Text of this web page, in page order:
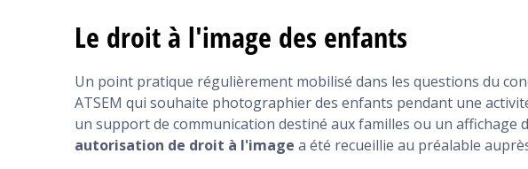
Le droit à l'image des enfants
Un point pratique régulièrement mobilisé dans les questions du
ATSEM qui souhaite photographier des enfants pendant une
un support de communication destiné aux familles ou un affichage
autorisation de droit à l'image a été recueillie au préalable